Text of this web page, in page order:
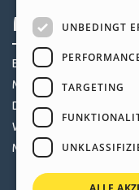
Mein Profil
Eigene Beiträge
Meine Lizenz
Downloads
Webhosting
Meine Credits
UNBEDINGT
TARGETING